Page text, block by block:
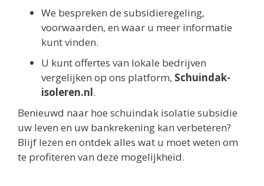
We bespreken de subsidieregeling,
voorwaarden, en waar u meer informatie
kunt vinden.
U kunt offertes van lokale bedrijven
vergelijken op ons platform, Schuindak-
isoleren.nl.
Benieuwd naar hoe schuindak isolatie subsidie
uw leven en uw bankrekening kan verbeteren?
Blijf lezen en ontdek alles wat u moet weten om
te profiteren van deze mogelijkheid.